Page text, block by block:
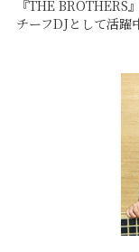
『THE BROTHERS
チーフDJとして活躍